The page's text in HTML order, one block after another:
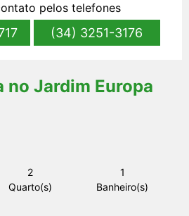
pelos telefones
(34) 3251-3176
no Jardim Europa
2
Quarto(s)
1
Banheiro(s)